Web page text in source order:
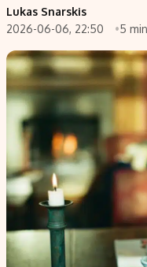
Investavimas
Akcijų rinka
Saulės elektrinės
Kriptovaliutos
Infliacija
Migracija
Redakcija
Lukas Snarskis
2026-06-06, 22:50
5